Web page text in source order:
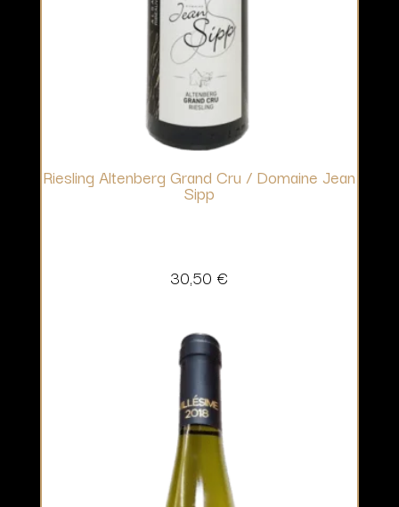
Riesling Altenberg Grand Cru / Domaine Jean
Sipp
30,50 €